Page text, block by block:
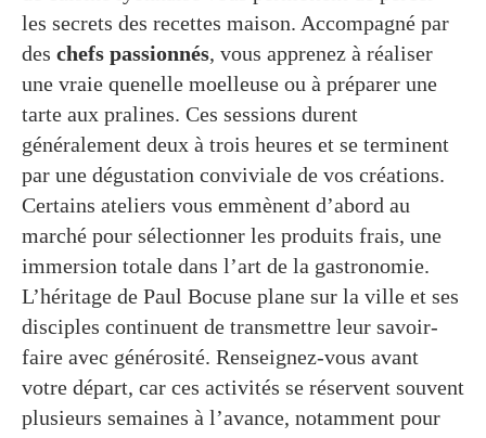
les secrets des recettes maison. Accompagné par
des chefs passionnés, vous apprenez à réaliser
une vraie quenelle moelleuse ou à préparer une
tarte aux pralines. Ces sessions durent
généralement deux à trois heures et se terminent
par une dégustation conviviale de vos créations.
Certains ateliers vous emmènent d’abord au
marché pour sélectionner les produits frais, une
immersion totale dans l’art de la gastronomie.
L’héritage de Paul Bocuse plane sur la ville et ses
disciples continuent de transmettre leur savoir-
faire avec générosité. Renseignez-vous avant
votre départ, car ces activités se réservent souvent
plusieurs semaines à l’avance, notamment pour